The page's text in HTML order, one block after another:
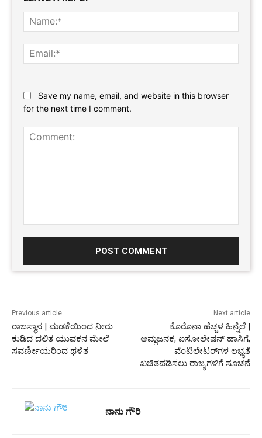
Save my name, email, and website in this browser
for the next time I comment.
Previous article
ರಾಜಸ್ಥಾನ | ಮಡಕೆಯಿಂದ ನೀರು
ಕುಡಿದ ದಲಿತ ಯುವಕನ ಮೇಲೆ
ಸವರ್ಣೀಯರಿಂದ ಥಳಿತ
Next article
ಕೊರೊನಾ ಹೆಚ್ಚಳ ಹಿನ್ನೆಲೆ |
ಆಮ್ಲಜನಕ, ಐಸೋಲೇಷನ್ ಹಾಸಿಗೆ,
ವೆಂಟಿಲೇಟರ್‌ಗಳ ಲಭ್ಯತೆ
ಖಚಿತಪಡಿಸಲು ರಾಜ್ಯಗಳಿಗೆ ಸೂಚನೆ
ನಾನು ಗೌರಿ